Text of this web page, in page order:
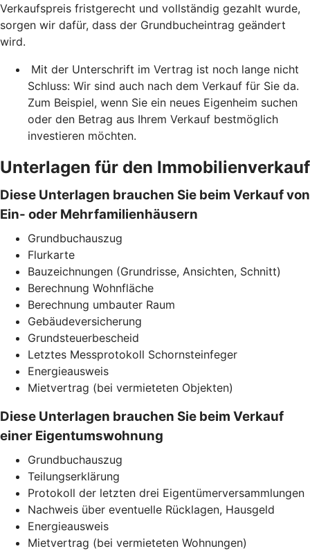
Verkaufspreis fristgerecht und vollständig gezahlt wurde,
sorgen wir dafür, dass der Grundbucheintrag geändert
wird.
Mit der Unterschrift im Vertrag ist noch lange nicht
Schluss: Wir sind auch nach dem Verkauf für Sie da.
Zum Beispiel, wenn Sie ein neues Eigenheim suchen
oder den Betrag aus Ihrem Verkauf bestmöglich
investieren möchten.
Unterlagen für den Immobilienverkauf
Diese Unterlagen brauchen Sie beim Verkauf von
Ein- oder Mehrfamilienhäusern
Grundbuchauszug
Flurkarte
Bauzeichnungen (Grundrisse, Ansichten, Schnitt)
Berechnung Wohnfläche
Berechnung umbauter Raum
Gebäudeversicherung
Grundsteuerbescheid
Letztes Messprotokoll Schornsteinfeger
Energieausweis
Mietvertrag (bei vermieteten Objekten)
Diese Unterlagen brauchen Sie beim Verkauf
einer Eigentumswohnung
Grundbuchauszug
Teilungserklärung
Protokoll der letzten drei Eigentümerversammlungen
Nachweis über eventuelle Rücklagen, Hausgeld
Energieausweis
Mietvertrag (bei vermieteten Wohnungen)